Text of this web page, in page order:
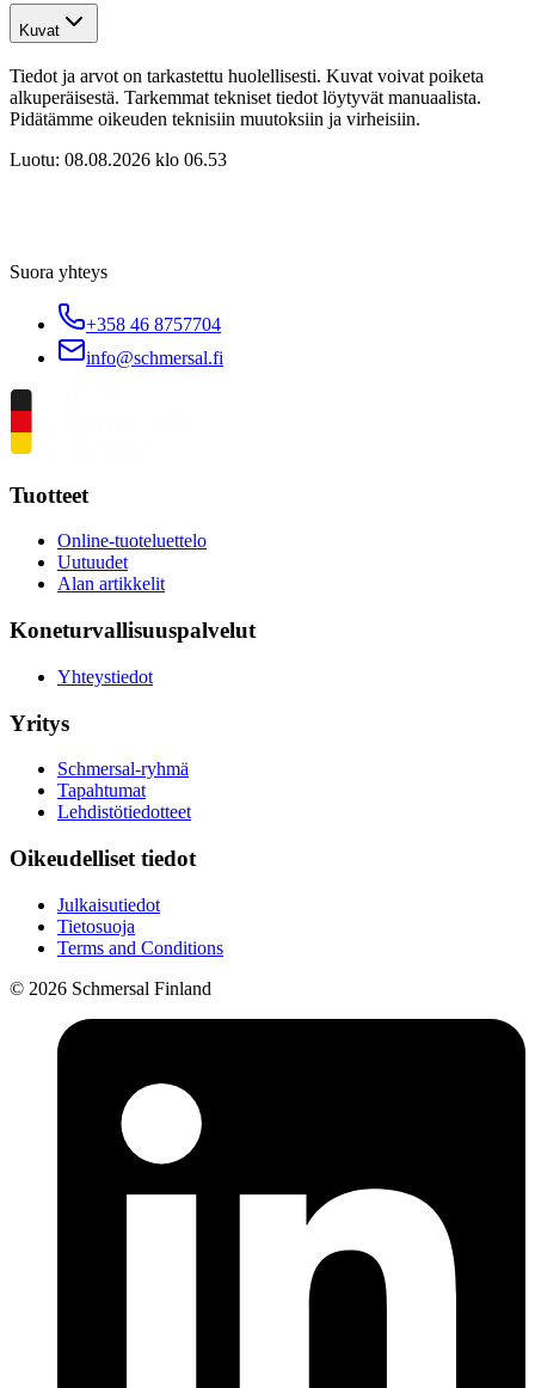
Kuvat
Tiedot ja arvot on tarkastettu huolellisesti. Kuvat voivat poiketa
alkuperäisestä. Tarkemmat tekniset tiedot löytyvät manuaalista.
Pidätämme oikeuden teknisiin muutoksiin ja virheisiin.
Luotu: 08.08.2026 klo 06.53
Suora yhteys
+358 46 8757704
info@schmersal.fi
Tuotteet
Online-tuoteluettelo
Uutuudet
Alan artikkelit
Koneturvallisuuspalvelut
Yhteystiedot
Yritys
Schmersal-ryhmä
Tapahtumat
Lehdistötiedotteet
Oikeudelliset tiedot
Julkaisutiedot
Tietosuoja
Terms and Conditions
© 2026 Schmersal Finland